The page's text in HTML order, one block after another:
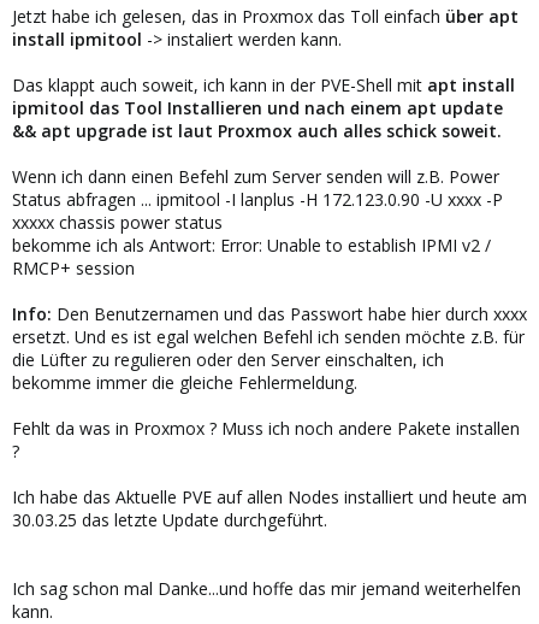
Jetzt habe ich gelesen, das in Proxmox das Toll einfach über apt
install ipmitool -> instaliert werden kann.
Das klappt auch soweit, ich kann in der PVE-Shell mit apt install
ipmitool das Tool Installieren und nach einem apt update
&& apt upgrade ist laut Proxmox auch alles schick soweit.
Wenn ich dann einen Befehl zum Server senden will z.B. Power
Status abfragen ... ipmitool -I lanplus -H 172.123.0.90 -U xxxx -P
xxxxx chassis power status
bekomme ich als Antwort: Error: Unable to establish IPMI v2 /
RMCP+ session
Info: Den Benutzernamen und das Passwort habe hier durch xxxx
ersetzt. Und es ist egal welchen Befehl ich senden möchte z.B. für
die Lüfter zu regulieren oder den Server einschalten, ich
bekomme immer die gleiche Fehlermeldung.
Fehlt da was in Proxmox ? Muss ich noch andere Pakete installen
?
Ich habe das Aktuelle PVE auf allen Nodes installiert und heute am
30.03.25 das letzte Update durchgeführt.
Ich sag schon mal Danke...und hoffe das mir jemand weiterhelfen
kann.